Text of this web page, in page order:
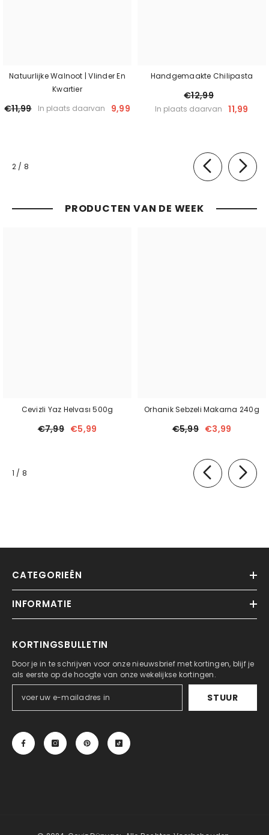
Natuurlijke Walnoot | Vlinder En
Kwartier
€11,99 In plaats daarvan 9,99
Handgemaakte Chilipasta
€12,99
In plaats daarvan 11,99
2 / van
8
PRODUCTEN VAN DE WEEK
Cevizli Yaz Helvası 500g
€7,99 €5,99
Orhanik Sebzeli Makarna 240g
€5,99 €3,99
1 / van
8
CATEGORIEËN
INFORMATIE
KORTINGSBULLETIN
Door je in te schrijven voor onze nieuwsbrief met kortingen, blijf je
als eerste op de hoogte van onze wekelijkse kortingen.
STUUR